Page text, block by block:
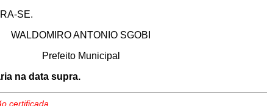
SE.
WALDOMIRO ANTONIO SGOBI
Prefeito Municipal
na data supra.
certificada.